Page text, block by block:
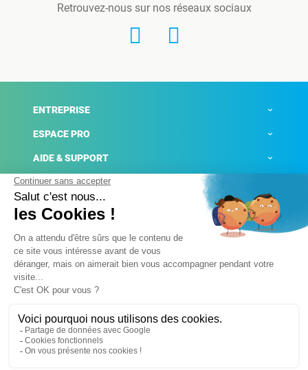
Retrouvez-nous sur nos réseaux sociaux
ENTREPRISE
ESPACE PRO
AIDE & SUPPORT
ACTUALITÉS
Mentions légales
Conditions générales de ventes
Plateforme de signalement